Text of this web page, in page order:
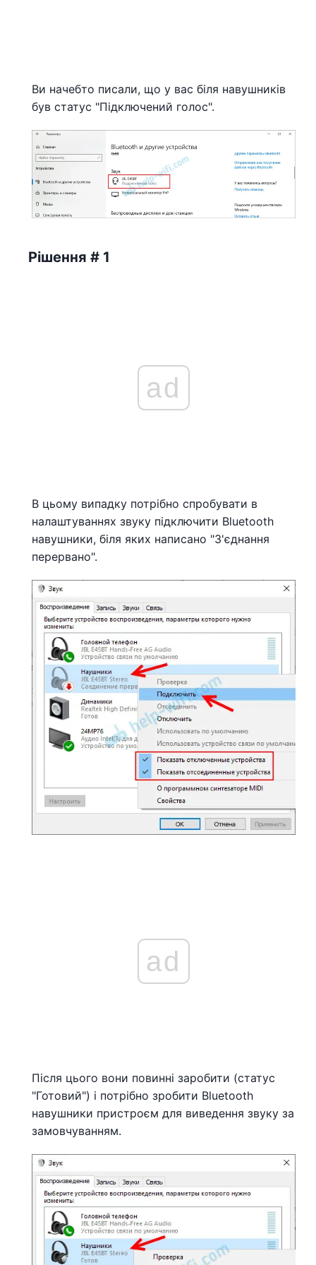
Ви начебто писали, що у вас біля навушників
був статус "Підключений голос".
Рішення # 1
ad
В цьому випадку потрібно спробувати в
налаштуваннях звуку підключити Bluetooth
навушники, біля яких написано "З'єднання
перервано".
ad
Після цього вони повинні заробити (статус
"Готовий") і потрібно зробити Bluetooth
навушники пристроєм для виведення звуку за
замовчуванням.